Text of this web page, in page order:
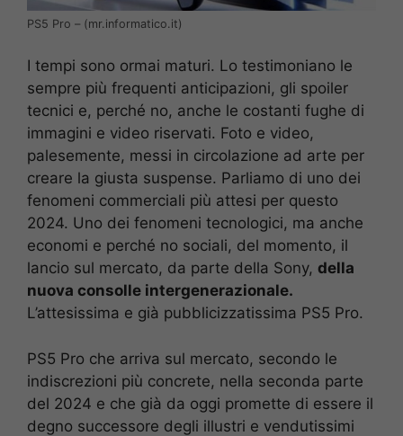
PS5 Pro – (mr.informatico.it)
I tempi sono ormai maturi. Lo testimoniano le
sempre più frequenti anticipazioni, gli spoiler
tecnici e, perché no, anche le costanti fughe di
immagini e video riservati. Foto e video,
palesemente, messi in circolazione ad arte per
creare la giusta suspense. Parliamo di uno dei
fenomeni commerciali più attesi per questo
2024. Uno dei fenomeni tecnologici, ma anche
economi e perché no sociali, del momento, il
lancio sul mercato, da parte della Sony, della
nuova consolle intergenerazionale.
L’attesissima e già pubblicizzatissima PS5 Pro.
PS5 Pro che arriva sul mercato, secondo le
indiscrezioni più concrete, nella seconda parte
del 2024 e che già da oggi promette di essere il
degno successore degli illustri e vendutissimi